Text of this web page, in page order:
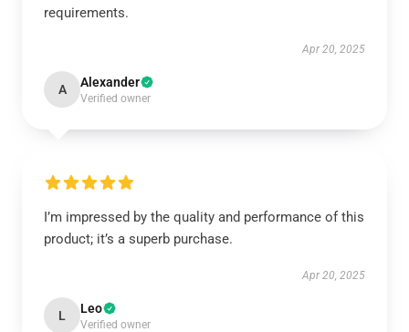
requirements.
Apr 20, 2025
A Alexander
Verified owner
I’m impressed by the quality and performance of this
product; it’s a superb purchase.
Apr 20, 2025
L Leo
Verified owner